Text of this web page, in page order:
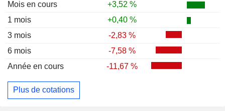
Mois en cours
+3,52 %
1 mois
+0,40 %
3 mois
-2,83 %
6 mois
-7,58 %
Année en cours
-11,67 %
Plus de cotations